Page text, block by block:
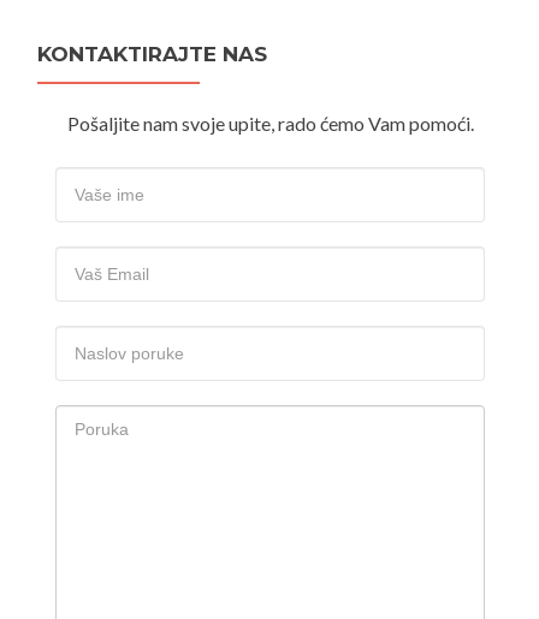
KONTAKTIRAJTE NAS
Pošaljite nam svoje upite, rado ćemo Vam pomoći.